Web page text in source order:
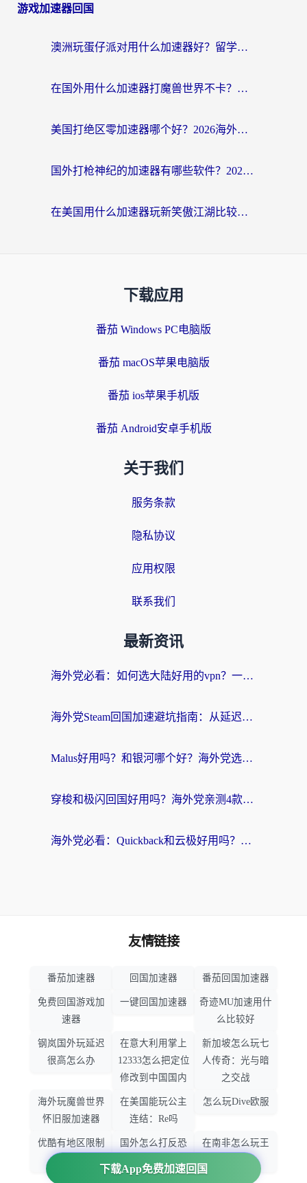
游戏加速器回国
澳洲玩蛋仔派对用什么加速器好？留学生亲测有效的国服游戏加速指南
在国外用什么加速器打魔兽世界不卡？海外党国服游戏流畅指南
美国打绝区零加速器哪个好？2026海外玩家实测指南（附英国部落冲突梦幻西游加速技巧）
国外打枪神纪的加速器有哪些软件？2026海外玩家亲测实用指南
在美国用什么加速器玩新笑傲江湖比较好一点？海外玩家亲测的靠谱方案
下载应用
番茄 Windows PC电脑版
番茄 macOS苹果电脑版
番茄 ios苹果手机版
番茄 Android安卓手机版
关于我们
服务条款
隐私协议
应用权限
联系我们
最新资讯
海外党必看：如何选大陆好用的vpn？一篇解决你的回国访问难题
海外党Steam回国加速避坑指南：从延迟卡顿到无缝畅玩，我踩过的坑和最优解
Malus好用吗？和银河哪个好？海外党选回国加速器的避坑指南（附乌克兰玩国内游戏实测）
穿梭和极闪回国好用吗？海外党亲测4款加速器+1个隐藏宝藏
海外党必看：Quickback和云极好用吗？3招教你选对回国加速器（附PC端VPN实测对比）
下载App免费加速回国
友情链接
番茄加速器 回国加速器 番茄回国加速器
免费回国游戏加
速器
一键回国加速器
奇迹MU加速用什
么比较好
钢岚国外玩延迟
很高怎么办
在意大利用掌上
12333怎么把定位
修改到中国国内
新加坡怎么玩七
人传奇：光与暗
之交战
海外玩魔兽世界
怀旧服加速器
在美国能玩公主
连结：Re吗
怎么玩Dive欧服
优酷有地区限制
国外怎么打反恐
精英：全球攻势
在南非怎么玩王